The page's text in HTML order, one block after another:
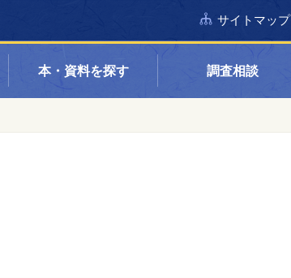
サイトマップ
本・資料を探す 調査相談